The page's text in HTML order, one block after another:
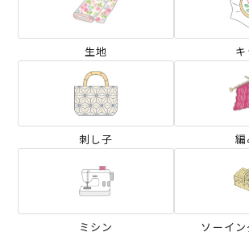
生地 キ
刺し子 編
ミシン ソーイ